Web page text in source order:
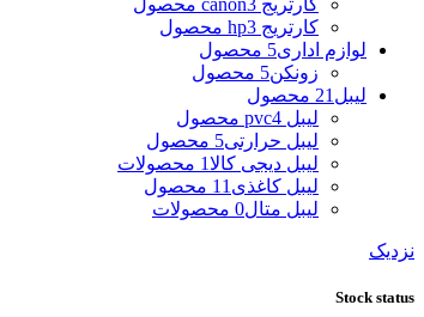
کارتریج hp 3 محصول
لوازم اداری5 محصول
زونکن5 محصول
لیبل 21 محصول
لیبل pvc 4 محصول
لیبل حرارتی5 محصول
لیبل دیجی کالا1 محصولات
لیبل کاغذی 11 محصول
لیبل متال0 محصولات
نزدیک
Stock status